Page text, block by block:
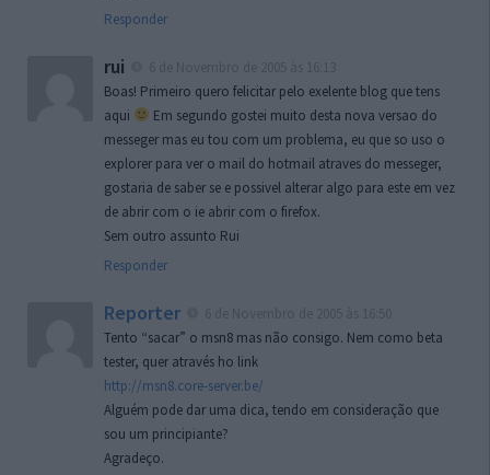
Responder
rui
Boas! Primeiro quero felicitar pelo exelente blog que tens
aqui
Em segundo gostei muito desta nova versao do
messeger mas eu tou com um problema, eu que so uso o
explorer para ver o mail do hotmail atraves do messeger,
gostaria de saber se e possivel alterar algo para este em vez
de abrir com o ie abrir com o firefox.
Sem outro assunto Rui
Responder
Reporter
Tento “sacar” o msn8 mas não consigo. Nem como beta
tester, quer através ho link
http://msn8.core-server.be/
Alguém pode dar uma dica, tendo em consideração que
sou um principiante?
Agradeço.